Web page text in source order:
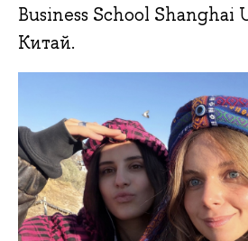
Business School
Китай.